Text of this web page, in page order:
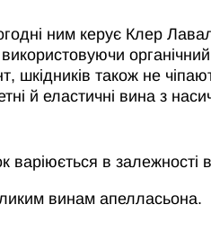
ним керує Клер
органічний
шкідників також не
й еластичні вина з
варіюється в залежності
винам апелласьона.